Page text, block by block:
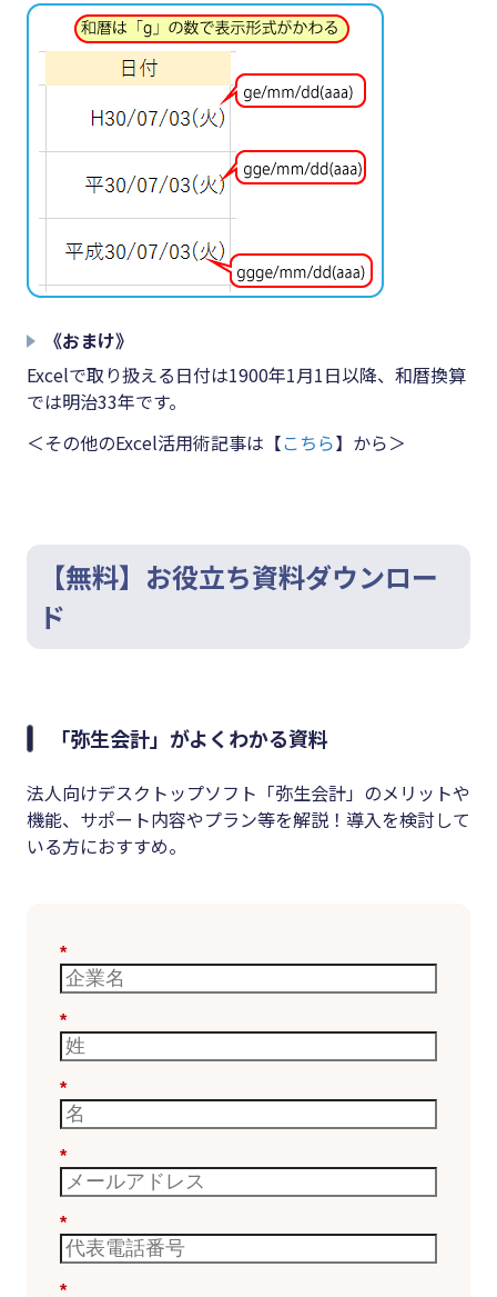
《おまけ》
Excelで取り扱える日付は1900年1月1日以降、和暦換算
では明治33年です。
＜その他のExcel活用術記事は【こちら】から＞
【無料】お役立ち資料ダウンロー
ド
「弥生会計」がよくわかる資料
法人向けデスクトップソフト「弥生会計」のメリットや
機能、サポート内容やプラン等を解説！導入を検討して
いる方におすすめ。
*
*
*
*
*
*